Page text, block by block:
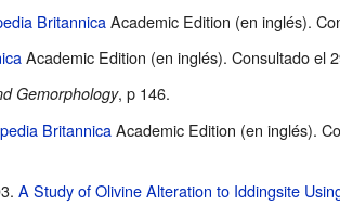
BritannicaAcademic Edition (en inglés).
Academic Edition (en inglés). Consultado el
Gemorphology, p 146.
BritannicaAcademic Edition (en inglés).
A Study of Olivine Alteration to Iddingsite